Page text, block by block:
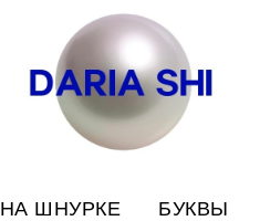
НА ШНУРКЕ БУКВЫ